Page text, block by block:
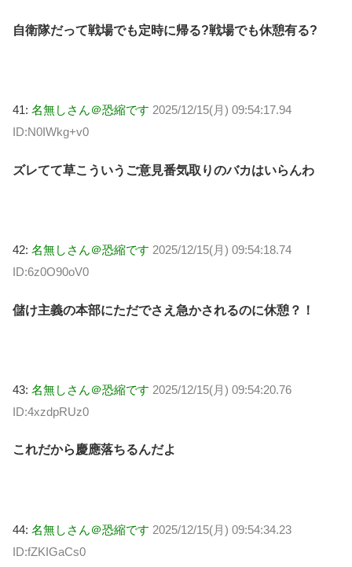
自衛隊だって戦場でも定時に帰る?戦場でも休憩有る?
41: 名無しさん＠恐縮です 2025/12/15(月) 09:54:17.94
ID:N0IWkg+v0
ズレてて草こういうご意見番気取りのバカはいらんわ
42: 名無しさん＠恐縮です 2025/12/15(月) 09:54:18.74
ID:6z0O90oV0
儲け主義の本部にただでさえ急かされるのに休憩？！
43: 名無しさん＠恐縮です 2025/12/15(月) 09:54:20.76
ID:4xzdpRUz0
これだから慶應落ちるんだよ
44: 名無しさん＠恐縮です 2025/12/15(月) 09:54:34.23
ID:fZKIGaCs0